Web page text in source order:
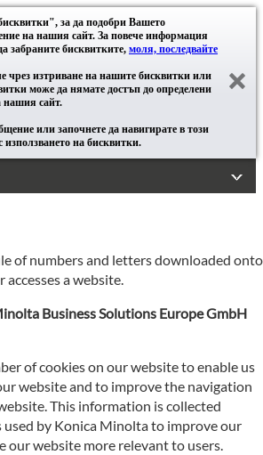
за да подобри Вашето
на нашия сайт. За повече информация
забраните бисквитките, моля, последвайте
чрез изтриване на нашите бисквитки или
може да нямате достъп до определени
нашия сайт.
или започнете да навигирате в този
използването на бисквитки.
of numbers and letters downloaded onto
accesses a website.
Business Solutions Europe GmbH
of cookies on our website to enable us
website and to improve the navigation
This information is collected
used by Konica Minolta to improve our
our website more relevant to users.